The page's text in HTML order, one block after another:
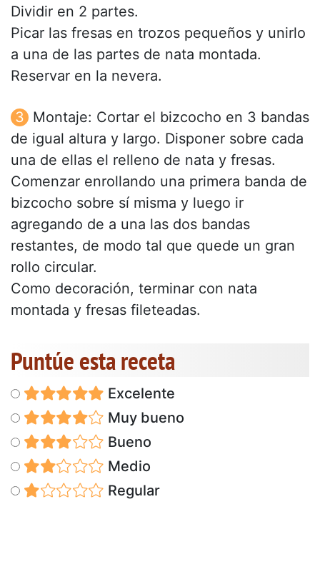
Dividir en 2 partes.
Picar las fresas en trozos pequeños y unirlo
a una de las partes de nata montada.
Reservar en la nevera.
Montaje: Cortar el bizcocho en 3 bandas
de igual altura y largo. Disponer sobre cada
una de ellas el relleno de nata y fresas.
Comenzar enrollando una primera banda de
bizcocho sobre sí misma y luego ir
agregando de a una las dos bandas
restantes, de modo tal que quede un gran
rollo circular.
Como decoración, terminar con nata
montada y fresas fileteadas.
Puntúe esta receta
Excelente
Muy bueno
Bueno
Medio
Regular